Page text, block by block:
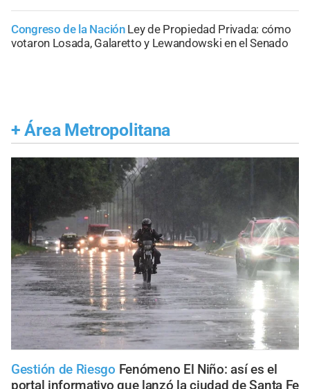
Congreso de la Nación Ley de Propiedad Privada: cómo
votaron Losada, Galaretto y Lewandowski en el Senado
+ Área Metropolitana
Gestión de Riesgo Fenómeno El Niño: así es el
portal informativo que lanzó la ciudad de Santa Fe